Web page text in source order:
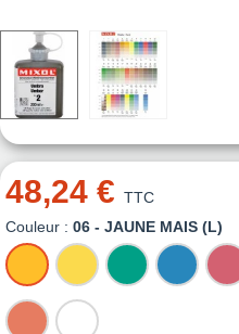
48,24 € TTC
Couleur : 06 - JAUNE MAIS (L)
06
-
JAUNE
MAIS
07
-
JAUNE
LORIOT
08
-
09
-
10
-
18
25